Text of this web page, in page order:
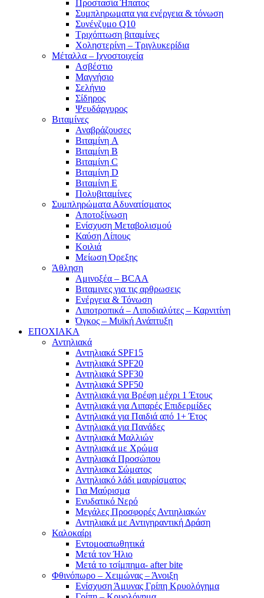
Προστασία Ήπατος
Συμπληρωματα για ενέργεια & τόνωση
Συνένζυμο Q10
Τριχόπτωση βιταμίνες
Χοληστερίνη – Τριγλυκερίδια
Μέταλλα – Ιχνοστοιχεία
Ασβέστιο
Μαγνήσιο
Σελήνιο
Σίδηρος
Ψευδάργυρος
Βιταμίνες
Αναβράζουσες
Βιταμίνη A
Βιταμίνη B
Βιταμίνη C
Βιταμίνη D
Βιταμίνη E
Πολυβιταμίνες
Συμπληρώματα Αδυνατίσματος
Αποτοξίνωση
Ενίσχυση Μεταβολισμού
Καύση Λίπους
Κοιλιά
Μείωση Όρεξης
Άθληση
Αμινοξέα – BCAA
Βιταμινες για τις αρθρωσεις
Ενέργεια & Τόνωση
Λιποτροπικά – Λιποδιαλύτες – Καρνιτίνη
Όγκος – Μυϊκή Ανάπτυξη
ΕΠΟΧΙΑΚΑ
Αντηλιακά
Αντηλιακά SPF15
Αντηλιακά SPF20
Αντηλιακά SPF30
Αντηλιακά SPF50
Αντηλιακά για Βρέφη μέχρι 1 Έτους
Αντηλιακά για Λιπαρές Επιδερμίδες
Αντηλιακά για Παιδιά από 1+ Έτος
Αντηλιακά για Πανάδες
Αντηλιακά Μαλλιών
Αντηλιακά με Χρώμα
Αντηλιακά Προσώπου
Αντηλιακα Σώματος
Αντηλιακό λάδι μαυρίσματος
Για Μαύρισμα
Ενυδατικό Νερό
Μεγάλες Προσφορές Αντιηλιακών
Αντηλιακά με Αντιγηραντική Δράση
Καλοκαίρι
Εντομοαπωθητικά
Μετά τον Ήλιο
Μετά το τσίμπημα- after bite
Φθινόπωρο – Χειμώνας – Άνοιξη
Ενίσχυση Άμυνας Γρίπη Κρυολόγημα